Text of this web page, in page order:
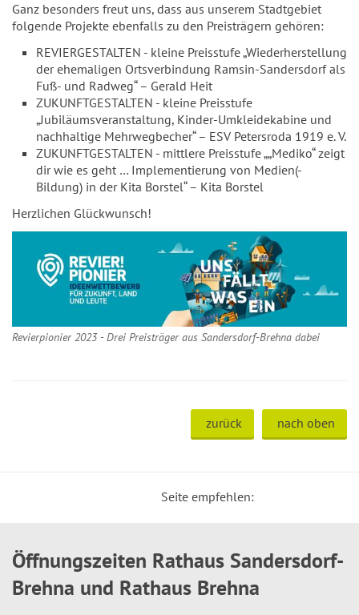
Ganz besonders freut uns, dass aus unserem Stadtgebiet
folgende Projekte ebenfalls zu den Preisträgern gehören:
REVIERGESTALTEN - kleine Preisstufe „Wiederherstellung
der ehemaligen Ortsverbindung Ramsin-Sandersdorf als
Fuß- und Radweg“ – Gerald Heit
ZUKUNFTGESTALTEN - kleine Preisstufe
„Jubiläumsveranstaltung, Kinder-Umkleidekabine und
nachhaltige Mehrwegbecher“ – ESV Petersroda 1919 e. V.
ZUKUNFTGESTALTEN - mittlere Preisstufe „„Mediko“ zeigt
dir wie es geht … Implementierung von Medien(-
Bildung) in der Kita Borstel“ – Kita Borstel
Herzlichen Glückwunsch!
Revierpionier 2023 - Drei Preisträger aus Sandersdorf-Brehna dabei
zurück nach oben
Seite empfehlen:
Öffnungszeiten Rathaus Sandersdorf-
Brehna und Rathaus Brehna